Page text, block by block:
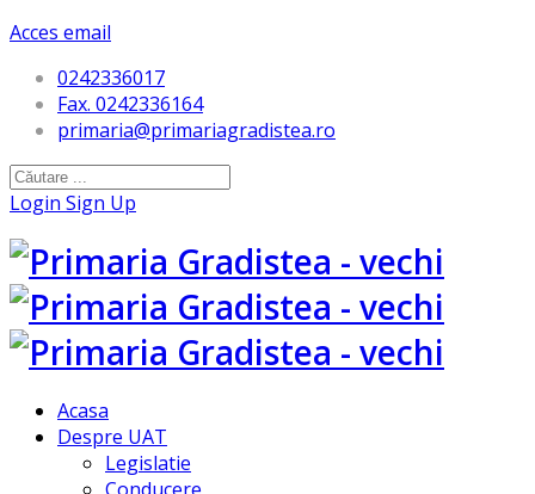
Acces email
0242336017
Fax. 0242336164
primaria@primariagradistea.ro
Login Sign Up
Acasa
Despre UAT
Legislatie
Conducere